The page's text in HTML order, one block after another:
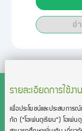
อ่
รายละเอียดการใช้ง
เพื่อประโยชน์และประสบการ
กัด (“โอเพ่นดูเรียน”)โอเพ่
สงวนลิขสิทธิ์โดย บริษั